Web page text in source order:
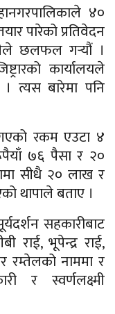
४०
पारेको प्रतिवेदन
छलफल गर्‍यौं ।
कार्यालयले
त्यस बारेमा पनि
रकम एउटा ४
७६ पैसा र २०
सीधै २० लाख र
थापाले बताए ।
सहकारीबाट
राई, भूपेन्द्र राई,
रम्तेलको नाममा र
र स्वर्णलक्ष्मी